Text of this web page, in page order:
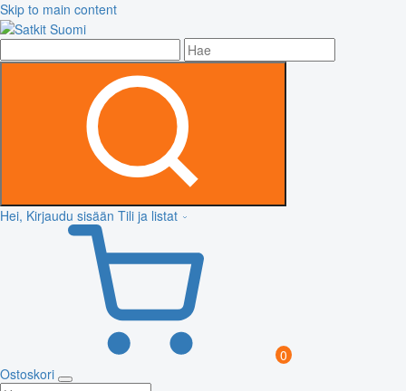
Skip to main content
Hei, Kirjaudu sisään Tili ja listat
0
Ostoskori